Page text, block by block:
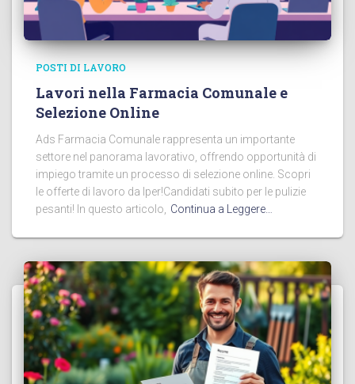
POSTI DI LAVORO
Lavori nella Farmacia Comunale e
Selezione Online
Ads Farmacia Comunale rappresenta un importante
settore nel panorama lavorativo, offrendo opportunità di
impiego tramite un processo di selezione online. Scopri
le offerte di lavoro da Iper!Candidati subito per le pulizie
pesanti! In questo articolo, Continua a Leggere…